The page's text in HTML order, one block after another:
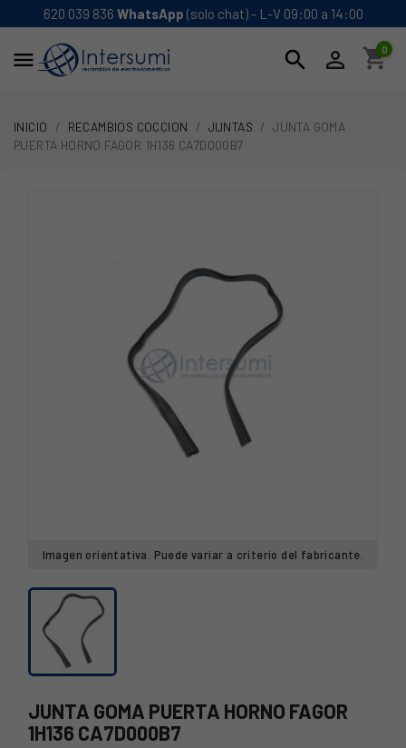
620 039 836 WhatsApp (solo chat) - L-V 09:00 a 14:00
 search  shopping_cart
0
INICIO RECAMBIOS COCCION JUNTAS
JUNTA GOMA
PUERTA HORNO FAGOR 1H136 CA7D000B7
Imagen orientativa. Puede variar a criterio del fabricante.
JUNTA GOMA PUERTA HORNO FAGOR
1H136 CA7D000B7